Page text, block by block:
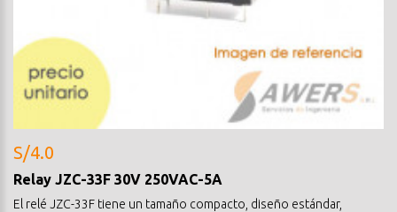
S/4.0
Relay JZC-33F 30V 250VAC-5A
El relé JZC-33F tiene un tamaño compacto, diseño estándar,